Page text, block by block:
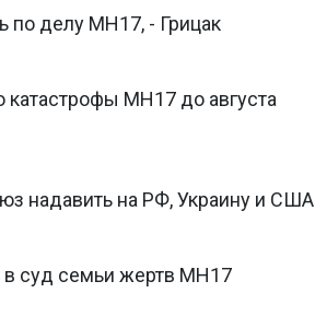
делу MH17, - Грицак
МН17 до августа
надавить на РФ, Украину и США
суд семьи жертв MH17